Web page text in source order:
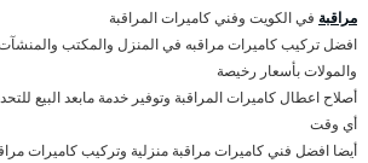
مراقبة في الكويت وفني كاميرات المراقبة
افضل تركيب كاميرات مراقبه في المنزل والمكتب والمنشآت
والمولات بأسعار رخيصة
أصلاح اعطال كاميرات المراقبة وتوفير خدمة مابعد البيع
أي وقت
أيضا افضل فني كاميرات مراقبة منزلية وتركيب كاميرات